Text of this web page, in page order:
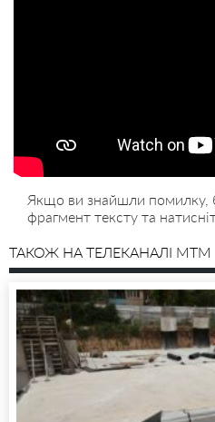
Якщо ви знайшли помилку,
фрагмент тексту та
ТАКОЖ НА ТЕЛЕКАНАЛІ MTM